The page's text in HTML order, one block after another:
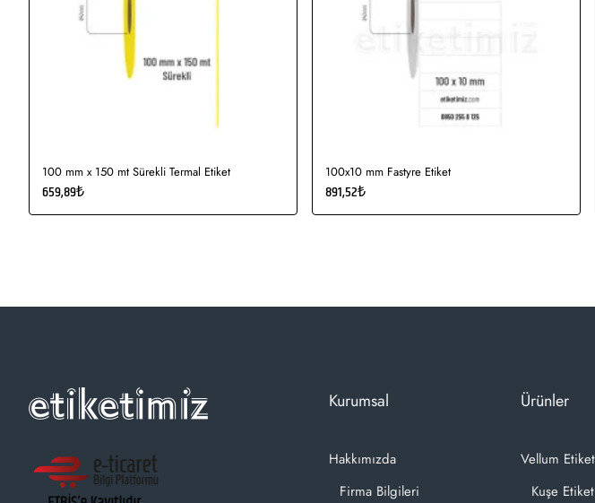
100 mm x 150 mt Sürekli Termal Etiket
659,89₺
100x10 mm Fastyre Etiket
891,52₺
Kurumsal
Hakkımızda
Firma Bilgileri
Ürünler
Vellum Etiket
Kuşe Etiket